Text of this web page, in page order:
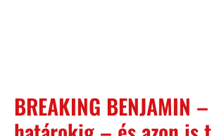
BREAKING BENJAMIN